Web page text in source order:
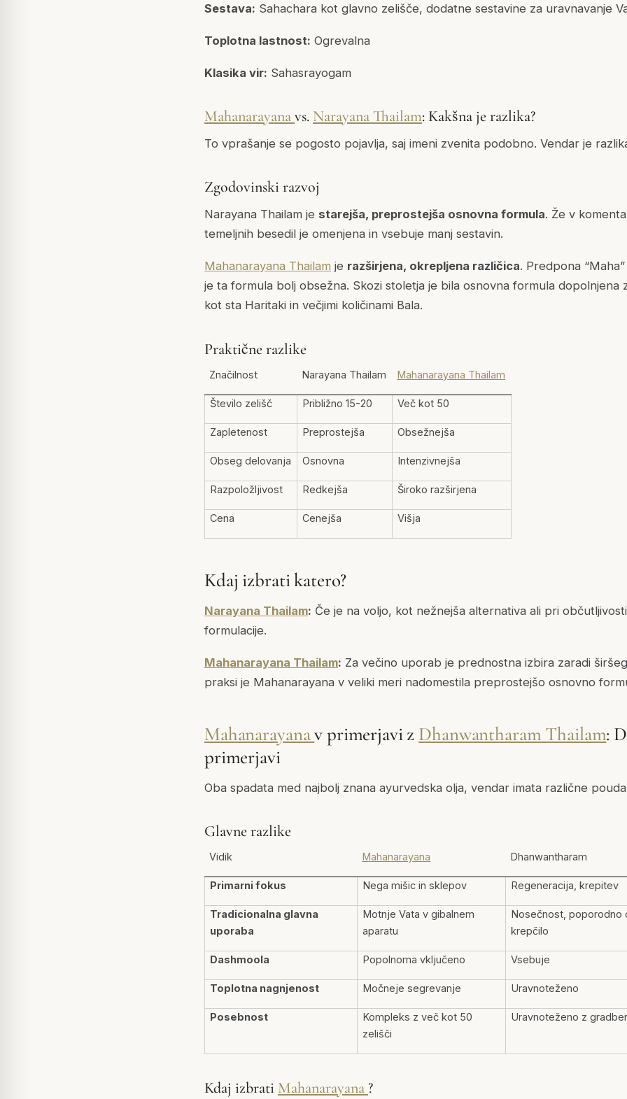
Sestava: Sahachara kot glavno zelišče, dodatne sestavine za uravnavanje
Toplotna lastnost: Ogrevalna
Klasika vir: Sahasrayogam
Mahanarayanavs. Narayana Thailam: Kakšna je razlika?
To vprašanje se pogosto pojavlja, saj imeni zvenita podobno. Vendar je
Zgodovinski razvoj
Narayana Thailam je starejša, preprostejša osnovna formula. Že v
temeljnih besedil je omenjena in vsebuje manj sestavin.
Mahanarayana Thailam je razširjena, okrepljena različica. Predpona
je ta formula bolj obsežna. Skozi stoletja je bila osnovna formula dopolnjena
kot sta Haritaki in večjimi količinami Bala.
Praktične razlike
Značilnost Narayana Thailam Mahanarayana Thailam
Število zelišč Približno 15-20 Več kot 50
Zapletenost Preprostejša Obsežnejša
Obseg delovanja Osnovna Intenzivnejša
Razpoložljivost Redkejša Široko razširjena
Cena Cenejša Višja
Kdaj izbrati katero?
Narayana Thailam: Če je na voljo, kot nežnejša alternativa ali pri
formulacije.
Mahanarayana Thailam: Za večino uporab je prednostna izbira zaradi
praksi je Mahanarayana v veliki meri nadomestila preprostejšo osnovno
Mahanarayanav primerjavi z Dhanwantharam Thailam:
primerjavi
Oba spadata med najbolj znana ayurvedska olja, vendar imata različne
Glavne razlike
Vidik Mahanarayana Dhanwantharam
Primarni fokus Nega mišic in sklepov Regeneracija, krepitev
Tradicionalna glavna
uporaba
Motnje Vata v gibalnem
aparatu
Nosečnost, poporodno
krepčilo
Dashmoola Popolnoma vključeno Vsebuje
Toplotna nagnjenost Močneje segrevanje Uravnoteženo
Posebnost
Kompleks z več kot 50
zelišči
Uravnoteženo z
Kdaj izbrati Mahanarayana ?